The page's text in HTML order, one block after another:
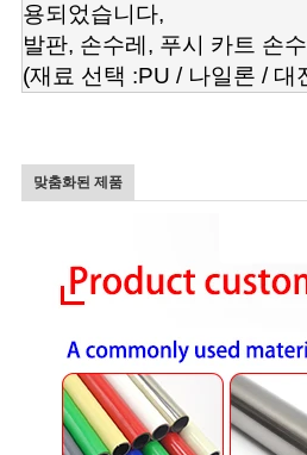
용되었습니다,
발판, 손수레, 푸시 카트 손
(재료 선택 :PU / 나일론 / 대
맞춤화된 제품